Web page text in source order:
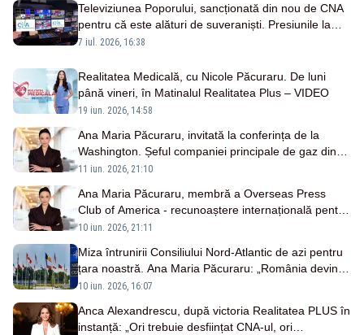
Televiziunea Poporului, sancționată din nou de CNA
pentru că este alături de suveraniști. Presiunile la
adresa postului Realitatea PLUS continuă
7 iul. 2026, 16:38
Realitatea Medicală, cu Nicole Păcuraru. De luni
până vineri, în Matinalul Realitatea Plus – VIDEO
19 iun. 2026, 14:58
Ana Maria Păcuraru, invitată la conferința de la
Washington. Șeful companiei principale de gaz din
SUA, la Realitatea PLUS
11 iun. 2026, 21:10
Ana Maria Păcuraru, membră a Overseas Press
Club of America - recunoaștere internațională pentru
jurnalismul românesc
10 iun. 2026, 21:11
Miza întrunirii Consiliului Nord-Atlantic de azi pentru
țara noastră. Ana Maria Păcuraru: „România devine
stat de primă linie”
10 iun. 2026, 16:07
Anca Alexandrescu, după victoria Realitatea PLUS în
instanță: „Ori trebuie desființat CNA-ul, ori